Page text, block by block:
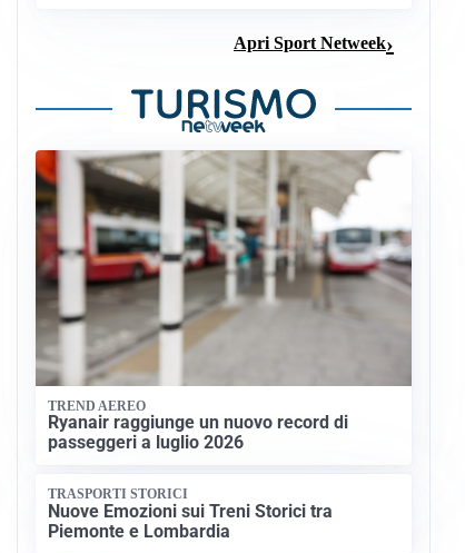
Apri Sport Netweek
TREND AEREO
Ryanair raggiunge un nuovo record di
passeggeri a luglio 2026
TRASPORTI STORICI
Nuove Emozioni sui Treni Storici tra
Piemonte e Lombardia